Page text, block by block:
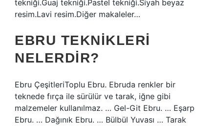
tekniği.Guaj tekniği.Pastel tekniği.Siyah beyaz
resim.Lavi resim.Diğer makaleler…
EBRU TEKNIKLERI
NELERDIR?
Ebru ÇeşitleriToplu Ebru. Ebruda renkler bir
teknede fırça ile sürülür ve tarak, iğne gibi
malzemeler kullanılmaz. … Gel-Git Ebru. … Eşarp
Ebru. … Dağınık Ebru. … Bülbül Yuvası … Tarak